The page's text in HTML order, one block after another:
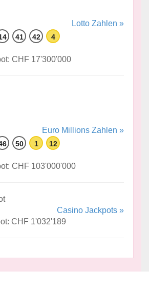
Lotto Zahlen »
41 42 4
CHF 17'300'000
Euro Millions Zahlen »
50 1 12
CHF 103'000'000
Casino Jackpots »
CHF 1'032'189